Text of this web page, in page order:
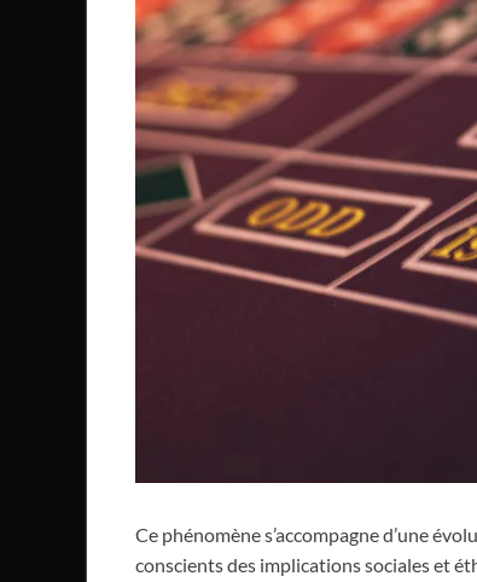
Ce phénomène s’accompagne d’une
conscients des implications sociales et